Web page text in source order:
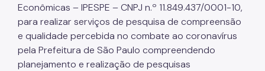
Econômicas – IPESPE – CNPJ n.º 11.849.437/0001-10,
para realizar serviços de pesquisa de compreensão
e qualidade percebida no combate ao coronavírus
pela Prefeitura de São Paulo compreendendo
planejamento e realização de pesquisas